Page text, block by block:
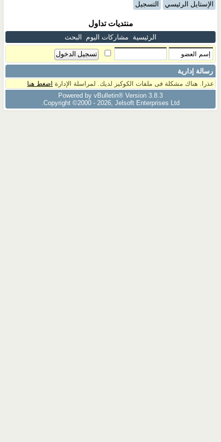
الإستايل الرئيسي التسجيل
منتديات تداول
الرئيسية مشاركات اليوم البحث
رسالة إدارية
عذرا. هناك مشكلة فى ملفات الكوكيز لديك. لمراسلة الإدارة اضغط هنا
Powered by vBulletin® Version 3.8.3
Copyright ©2000 - 2026, Jelsoft Enterprises Ltd.